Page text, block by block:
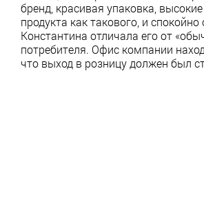
бренд, красивая упаковка,
продукта как такового, и
Константина отличала его от
потребителя. Офис компании
что выход в розницу должен был